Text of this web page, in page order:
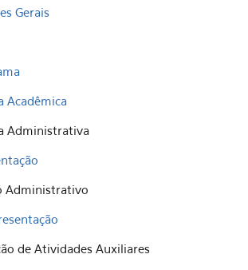
Gerais
Acadêmica
Administrativa
Administrativo
de Atividades Auxiliares